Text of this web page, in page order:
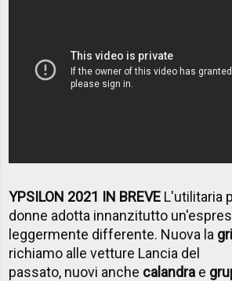
YPSILON 2021 IN BREVE L'utilitaria
donne adotta innanzitutto
leggermente differente. Nuova la
richiamo alle vetture Lancia del
passato, nuovi anche calandra e